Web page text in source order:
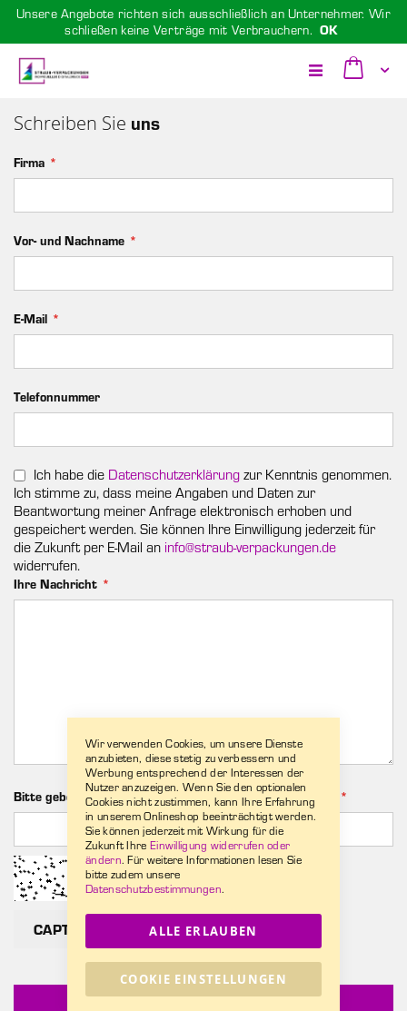
Unsere Angebote richten sich ausschließlich an Unternehmer. Wir
schließen keine Verträge mit Verbrauchern. OK
Inhalt
springen
Cart
Schreiben Sie uns
Firma
Vor- und Nachname
E-Mail
Telefonnummer
Ich habe die Datenschutzerklärung zur Kenntnis genommen.
Ich stimme zu, dass meine Angaben und Daten zur
Beantwortung meiner Anfrage elektronisch erhoben und
gespeichert werden. Sie können Ihre Einwilligung jederzeit für
die Zukunft per E-Mail an info@straub-verpackungen.de
widerrufen.
Ihre Nachricht
Bitte geben Sie die gezeigten Buchstaben und Zahlen ein
CAPTCHA neu laden
Wir verwenden Cookies, um unsere Dienste
anzubieten, diese stetig zu verbessern und
Werbung entsprechend der Interessen der
Nutzer anzuzeigen. Wenn Sie den optionalen
Cookies nicht zustimmen, kann Ihre Erfahrung
in unserem Onlineshop beeinträchtigt werden.
Sie können jederzeit mit Wirkung für die
Zukunft Ihre Einwilligung widerrufen oder
ändern. Für weitere Informationen lesen Sie
bitte zudem unsere
Datenschutzbestimmungen.
ALLE ERLAUBEN
COOKIE EINSTELLUNGEN